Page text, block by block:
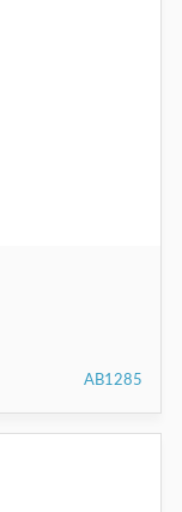
AB1285